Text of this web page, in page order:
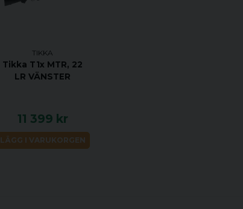
TIKKA
Tikka T1x MTR, 22
LR VÄNSTER
11 399 kr
LÄGG I VARUKORGEN